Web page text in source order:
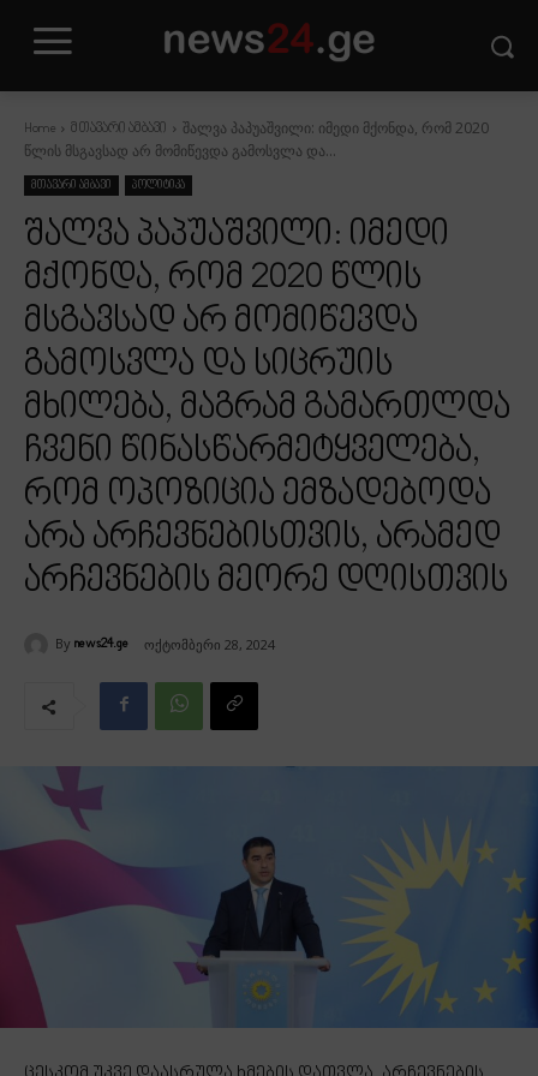
Home მთავარი ამბავი
შალვა პაპუაშვილი: იმედი მქონდა, რომ 2020
წლის მსგავსად არ მომიწევდა გამოსვლა და...
მთავარი ამბავი პოლიტიკა
შალვა პაპუაშვილი: იმედი
მქონდა, რომ 2020 წლის
მსგავსად არ მომიწევდა
გამოსვლა და სიცრუის
მხილება, მაგრამ გამართლდა
ჩვენი წინასწარმეტყველება,
რომ ოპოზიცია ემზადებოდა
არა არჩევნებისთვის, არამედ
არჩევნების მეორე დღისთვის
By news24.ge ოქტომბერი 28, 2024